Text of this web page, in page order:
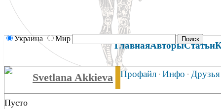
Украина Мир
ГлавнаяАвторыСтатьи
Svetlana Akkieva Профайл · Инфо · Друзья
Пусто